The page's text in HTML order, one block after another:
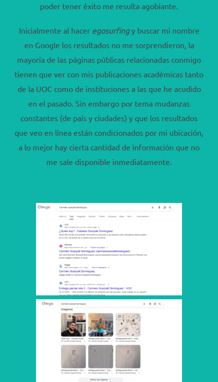
poder tener éxito me resulta agobiante.
Inicialmente al hacer egosurfingy buscar mi nombre
en Google los resultados no me sorprendieron, la
mayoría de las páginas públicas relacionadas conmigo
tienen que ver con mis publicaciones académicas tanto
de la UOC como de instituciones a las que he acudido
en el pasado. Sin embargo por tema mudanzas
constantes (de país y ciudades) y que los resultados
que veo en línea están condicionados por mi ubicación,
a lo mejor hay cierta cantidad de información que no
me sale disponible inmediatamente.